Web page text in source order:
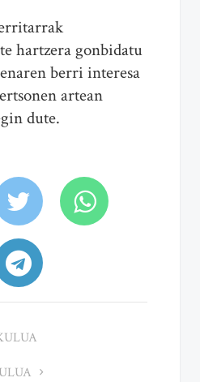
hartzera gonbidatu
berri interesa
artean
dute.